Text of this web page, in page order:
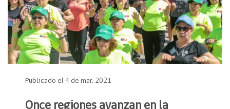
Publicado el 4 de mar, 2021
Once regiones avanzan en la